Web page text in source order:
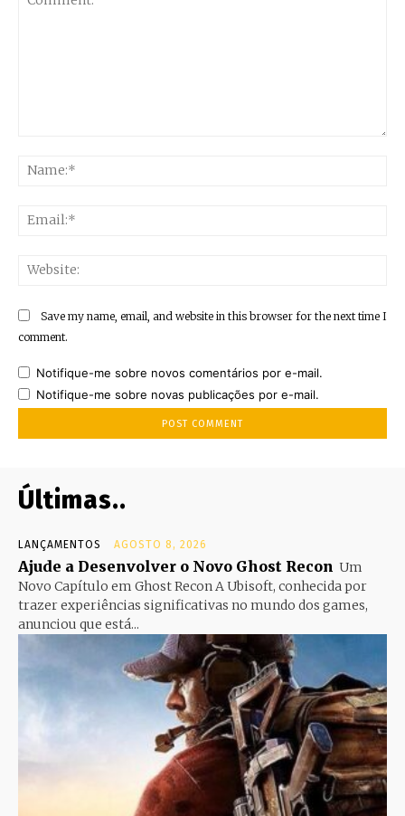
Save my name, email, and website in this browser for the next time I
comment.
Notifique-me sobre novos comentários por e-mail.
Notifique-me sobre novas publicações por e-mail.
Últimas..
LANÇAMENTOS AGOSTO 8, 2026
Ajude a Desenvolver o Novo Ghost Recon Um
Novo Capítulo em Ghost Recon A Ubisoft, conhecida por
trazer experiências significativas no mundo dos games,
anunciou que está...